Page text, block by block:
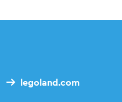
legoland.com